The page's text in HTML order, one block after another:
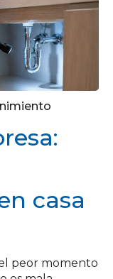
casa
peor momento